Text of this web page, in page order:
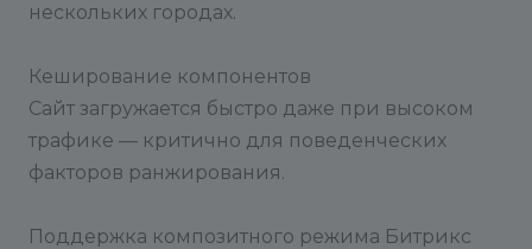
нескольких городах.
Кеширование компонентов
Сайт загружается быстро даже при высоком
трафике — критично для поведенческих
факторов ранжирования.
Поддержка композитного режима Битрикс